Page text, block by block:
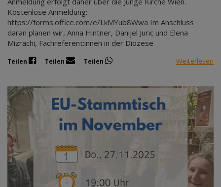
Kostenlose Anmeldung:
https://forms.office.com/e/LkMYub8Wwa Im Anschluss
daran planen wir, Anna Hintner, Danijel Juric und Elena
Mizrachi, Fachreferent:innen in der Diözese
Teilen Teilen Teilen Weiterlesen